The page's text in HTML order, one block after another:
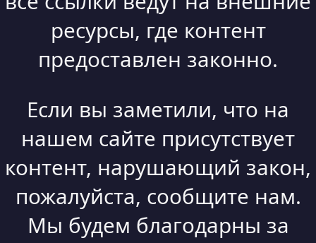
ресурсы, где контент
предоставлен законно.
Если вы заметили, что на
нашем сайте присутствует
контент, нарушающий закон,
пожалуйста, сообщите нам.
Мы будем благодарны за